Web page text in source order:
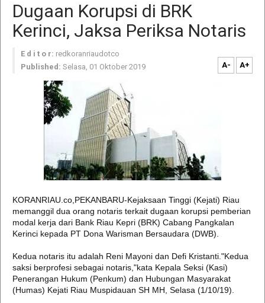
Dugaan Korupsi di BRK
Kerinci, Jaksa Periksa Notaris
E d i t o r: redkoranriaudotco
Published: Selasa, 01 Oktober 2019 A- A+
KORANRIAU.co,PEKANBARU-Kejaksaan Tinggi (Kejati) Riau
memanggil dua orang notaris terkait dugaan korupsi pemberian
modal kerja dari Bank Riau Kepri (BRK) Cabang Pangkalan
Kerinci kepada PT Dona Warisman Bersaudara (DWB).
Kedua notaris itu adalah Reni Mayoni dan Defi Kristanti."Kedua
saksi berprofesi sebagai notaris,"kata Kepala Seksi (Kasi)
Penerangan Hukum (Penkum) dan Hubungan Masyarakat
(Humas) Kejati Riau Muspidauan SH MH, Selasa (1/10/19).